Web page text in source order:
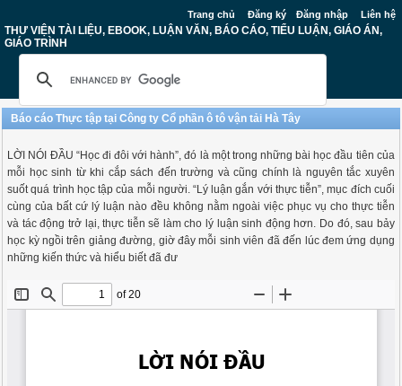
Trang chủ Đăng ký Đăng nhập Liên hệ
THƯ VIỆN TÀI LIỆU, EBOOK, LUẬN VĂN, BÁO CÁO, TIỂU LUẬN, GIÁO ÁN,
GIÁO TRÌNH
Báo cáo Thực tập tại Công ty Cổ phần ô tô vận tải Hà Tây
LỜI NÓI ĐẦU “Học đi đôi với hành”, đó là một trong những bài học đầu tiên của
mỗi học sinh từ khi cắp sách đến trường và cũng chính là nguyên tắc xuyên
suốt quá trình học tập của mỗi người. “Lý luận gắn với thực tiễn”, mục đích cuối
cùng của bất cứ lý luận nào đều không nằm ngoài việc phục vụ cho thực tiễn
và tác động trở lại, thực tiễn sẽ làm cho lý luận sinh động hơn. Do đó, sau bảy
học kỳ ngồi trên giảng đường, giờ đây mỗi sinh viên đã đến lúc đem ứng dụng
những kiến thức và hiểu biết đã đư